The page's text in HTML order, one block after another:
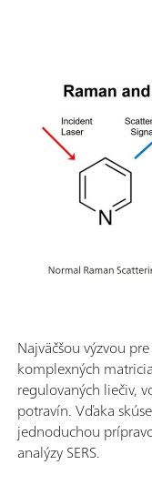
Najväčšou výzvou
komplexných
regulovaných liečiv,
potravín. Vďaka
jednoduchou
analýzy SERS.